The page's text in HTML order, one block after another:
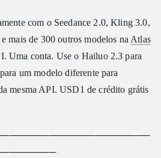
com o Seedance 2.0, Kling 3.0,
mais de 300 outros modelos na Atlas
Uma conta. Use o Hailuo 2.3 para
um modelo diferente para
mesma API. USD1 de crédito grátis